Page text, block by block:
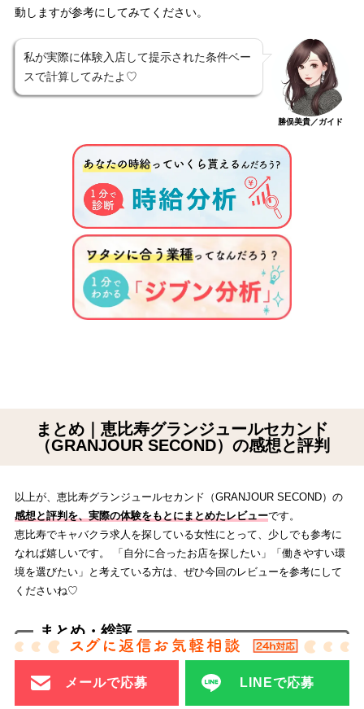
動しますが参考にしてみてください。
私が実際に体験入店して提示された条件ベー
スで計算してみたよ♡
勝俣美貴／ガイド
まとめ｜恵比寿グランジュールセカンド
（GRANJOUR SECOND）の感想と評判
以上が、恵比寿グランジュールセカンド（GRANJOUR SECOND）の
感想と評判を、実際の体験をもとにまとめたレビューです。
恵比寿でキャバクラ求人を探している女性にとって、少しでも参考に
なれば嬉しいです。 「自分に合ったお店を探したい」「働きやすい環
境を選びたい」と考えている方は、ぜひ今回のレビューを参考にして
くださいね♡
まとめ・総評
✔エリアトップクラスの高時給保証。
メールで応募 LINEで応募